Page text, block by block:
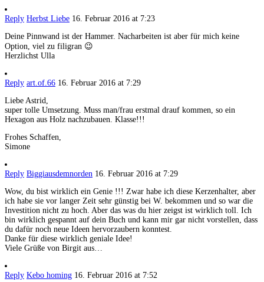
Reply Herbst Liebe 16. Februar 2016 at 7:23
Deine Pinnwand ist der Hammer. Nacharbeiten ist aber für mich keine
Option, viel zu filigran 😉
Herzlichst Ulla
Reply art.of.66 16. Februar 2016 at 7:29
Liebe Astrid,
super tolle Umsetzung. Muss man/frau erstmal drauf kommen, so ein
Hexagon aus Holz nachzubauen. Klasse!!!
Frohes Schaffen,
Simone
Reply Biggiausdemnorden 16. Februar 2016 at 7:29
Wow, du bist wirklich ein Genie !!! Zwar habe ich diese Kerzenhalter, aber
ich habe sie vor langer Zeit sehr günstig bei W. bekommen und so war die
Investition nicht zu hoch. Aber das was du hier zeigst ist wirklich toll. Ich
bin wirklich gespannt auf dein Buch und kann mir gar nicht vorstellen, dass
du dafür noch neue Ideen hervorzaubern konntest.
Danke für diese wirklich geniale Idee!
Viele Grüße von Birgit aus…
Reply Kebo homing 16. Februar 2016 at 7:52